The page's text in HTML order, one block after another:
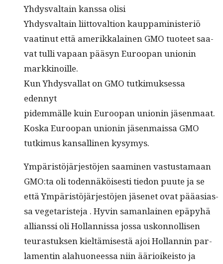
Yhdys­val­tain kanssa olisi
Yhdys­val­tain liit­to­val­tion kaup­pamin­is­ter­iö
vaat­in­ut että amerikkalainen GMO tuo­teet saa­
vat tul­li vapaan pääsyn Euroopan union­in
markkinoille.
Kun Yhdys­val­lat on GMO tutkimuk­ses­sa
edennyt
pidem­mälle kuin Euroopan union­in jäsen­maat.
Kos­ka Euroopan union­in jäsen­mais­sa GMO
tutkimus kansalli­nen kysymys.
Ympäristöjär­jestö­jen saami­nen vas­tus­ta­maan
GMO:ta oli toden­näköis­es­ti tiedon puute ja se
että Ympäristöjär­jestö­jen jäsenet ovat pääasi­as­
sa veg­e­taris­te­ja . Hyvin saman­lainen epäpy­hä
allianssi oli Hol­lan­nis­sa jos­sa uskon­nol­lisen
teuras­tuk­sen kieltämis­es­tä ajoi Hol­lan­nin par­
la­mentin alahuoneessa niin ääri­oikeis­to ja